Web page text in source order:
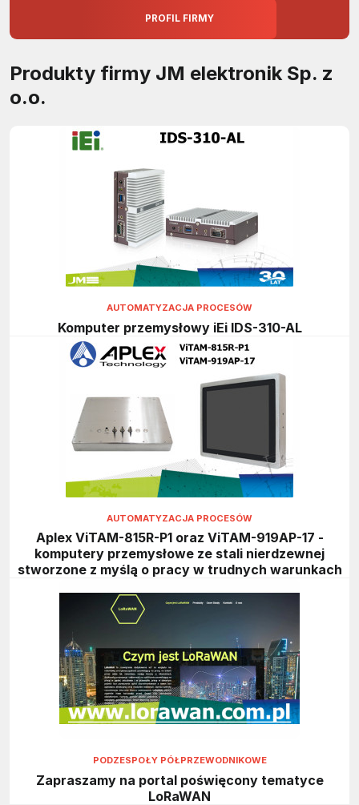
PROFIL FIRMY
Produkty firmy JM elektronik Sp. z
o.o.
AUTOMATYZACJA PROCESÓW
Komputer przemysłowy iEi IDS-310-AL
AUTOMATYZACJA PROCESÓW
Aplex ViTAM-815R-P1 oraz ViTAM-919AP-17 -
komputery przemysłowe ze stali nierdzewnej
stworzone z myślą o pracy w trudnych warunkach
PODZESPOŁY PÓŁPRZEWODNIKOWE
Zapraszamy na portal poświęcony tematyce
LoRaWAN